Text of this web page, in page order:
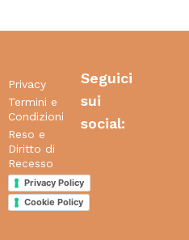
Privacy
Termini e
Condizioni
Reso e
Diritto di
Recesso
Privacy Policy
Cookie Policy
Seguici
sui
social: